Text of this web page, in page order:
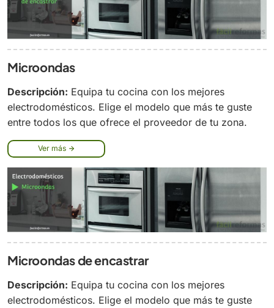
Microondas
Descripción: Equipa tu cocina con los mejores
electrodomésticos. Elige el modelo que más te guste
entre todos los que ofrece el proveedor de tu zona.
Ver más
Microondas de encastrar
Descripción: Equipa tu cocina con los mejores
electrodomésticos. Elige el modelo que más te guste